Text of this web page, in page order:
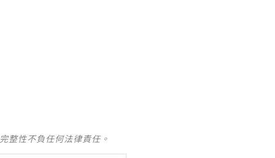
整性不負任何法律責任。